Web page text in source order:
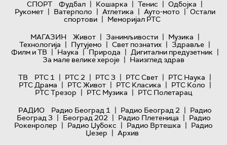
СПОРТ
Фудбал | Кошарка | Тенис | Одбојка |
Рукомет | Ватерполо | Атлетика | Ауто-мото | Остали
спортови | Меморијал РТС
МАГАЗИН
Живот | Занимљивости | Музика |
Технологијa | Путујемо | Свет познатих | Здравље |
Филм и ТВ | Наука | Природа | Дигитални предузетник |
За мале велике хероје | Наизглед здрав
ТВ
РТС 1 | РТС 2 | РТС 3 | РТС Свет | РТС Наука |
РТС Драма | РТС Живот | РТС Класика | РТС Коло |
РТС Трезор | РТС Музика | РТС Полетарац
РАДИО
Радио Београд 1 | Радио Београд 2 | Радио
Београд 3 | Београд 202 | Радио Плетеница | Радио
Рокенролер | Радио Џубокс | Радио Вртешка | Радио
Џезер | Архив